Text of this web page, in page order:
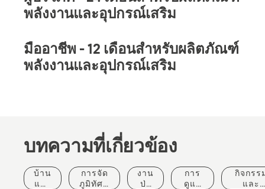
พลังงานและอุปกรณ์เสริม
มืออาชีพ - 12 เดือนสำหรับผลิตภัณฑ์
พลังงานและอุปกรณ์เสริม
บทความที่เกี่ยวข้อง
บ้าน
และ
การจัด
ภูมิทัศน์
งาน
ป่า
การ
ดูแล
กิจกรร
และ